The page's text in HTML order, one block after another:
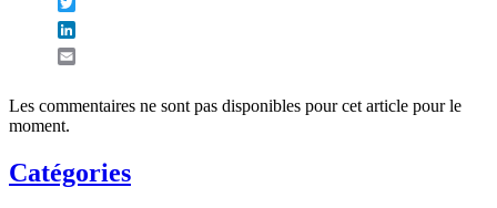
Les commentaires ne sont pas disponibles pour cet article pour le
moment.
Catégories